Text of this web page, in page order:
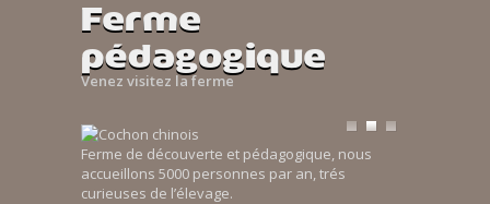
Ferme
pédagogique
Venez visitez la ferme
Ferme de découverte et pédagogique, nous
accueillons 5000 personnes par an, trés
curieuses de l’élevage.